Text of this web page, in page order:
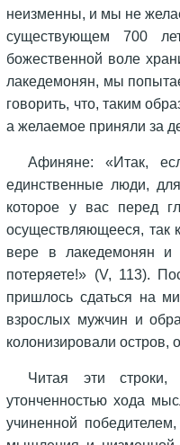
неизменны, и мы не
существующем 700
божественной воле
лакедемонян, мы
говорить, что, таким
а желаемое приняли за
Афиняне: «Итак,
единственные люди,
которое у вас перед
осуществляющееся, так
вере в лакедемонян
потеряете!» (V, 113).
пришлось сдаться на
взрослых мужчин и
колонизировали остров,
Читая эти строки,
утонченностью хода
учиненной